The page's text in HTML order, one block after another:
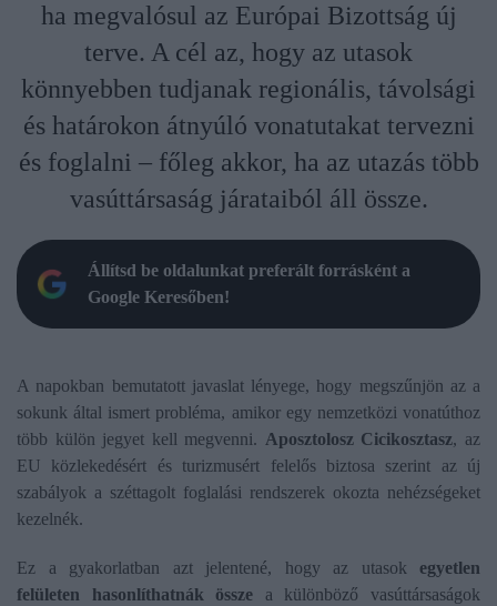
ha megvalósul az Európai Bizottság új
terve. A cél az, hogy az utasok
könnyebben tudjanak regionális, távolsági
és határokon átnyúló vonatutakat tervezni
és foglalni – főleg akkor, ha az utazás több
vasúttársaság járataiból áll össze.
Állítsd be oldalunkat preferált forrásként a
Google Keresőben!
A napokban bemutatott javaslat lényege, hogy megszűnjön az a
sokunk által ismert probléma, amikor egy nemzetközi vonatúthoz
több külön jegyet kell megvenni. Aposztolosz Cicikosztasz, az
EU közlekedésért és turizmusért felelős biztosa szerint az új
szabályok a széttagolt foglalási rendszerek okozta nehézségeket
kezelnék.
Ez a gyakorlatban azt jelentené, hogy az utasok egyetlen
felületen hasonlíthatnák össze a különböző vasúttársaságok